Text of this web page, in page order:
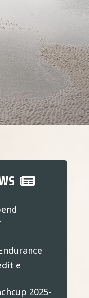
2025-